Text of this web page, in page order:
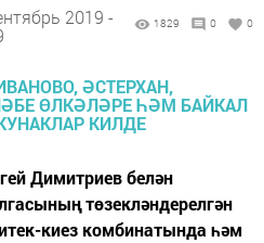
2019 -
1829 0 0
Димитриев белән
төзекләндерелгән
киез комбинатында һәм